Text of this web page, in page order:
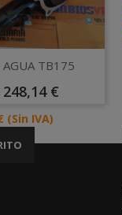
rápida
AGUA TB175
Precio
248,14 €
(Sin IVA)